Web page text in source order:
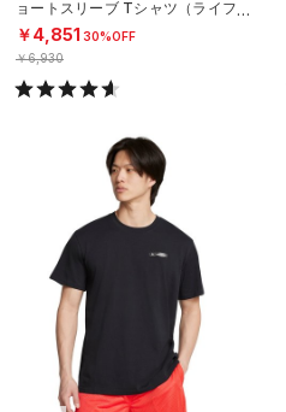
ョートスリーブ Tシャツ（ライフス
タイル/MEN）
￥4,851 30%OFF
￥6,930